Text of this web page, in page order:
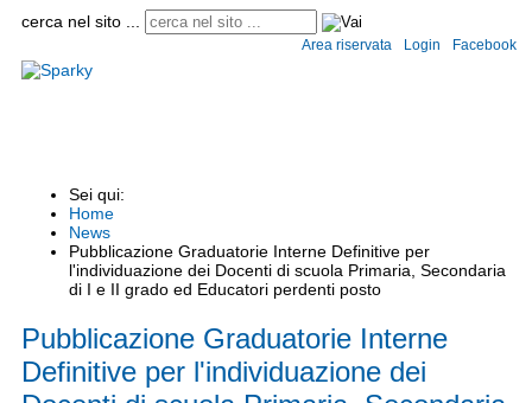
cerca nel sito ...
Area riservata Login Facebook
Sei qui:
Home
News
Pubblicazione Graduatorie Interne Definitive per
l'individuazione dei Docenti di scuola Primaria, Secondaria
di I e II grado ed Educatori perdenti posto
Pubblicazione Graduatorie Interne
Definitive per l'individuazione dei